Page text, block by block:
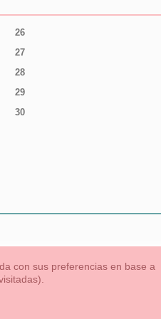
26
27
28
29
30
ULTIMAS TALLAS
con sus preferencias en base a